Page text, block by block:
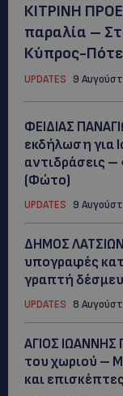
ΚΙΤΡΙΝΗ
παραλία –
Κύπρος-Πότε
UPDATES 9
ΦΕΙΔΙΑΣ
εκδήλωση για
αντιδράσεις
(Φώτο)
UPDATES 9
ΔΗΜΟΣ
υπογραφές
γραπτή
UPDATES 8
ΑΓΙΟΣ ΙΩΑΝΝΗΣ
του χωριού –
και επισκέπτες